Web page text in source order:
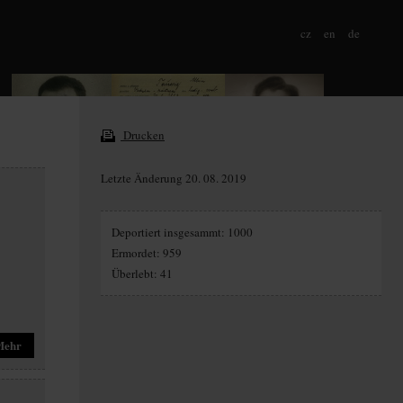
cz en de
Drucken
Letzte Änderung 20. 08. 2019
Deportiert insgesammt: 1000
Ermordet: 959
Überlebt: 41